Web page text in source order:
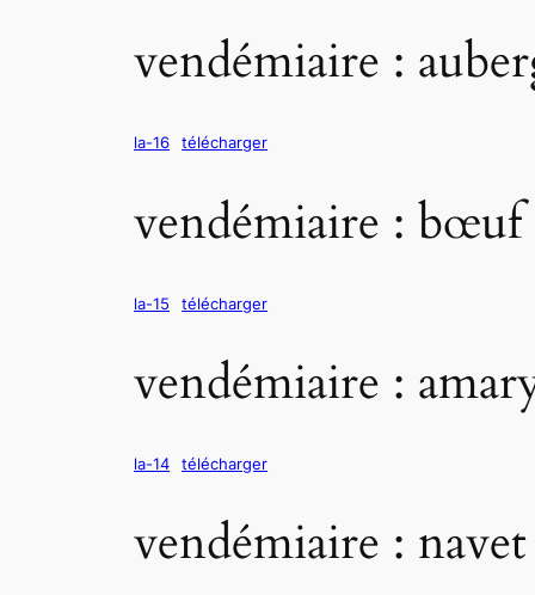
vendémiaire :
la-16 télécharger
vendémiaire : bœuf
la-15 télécharger
vendémiaire :
la-14 télécharger
vendémiaire : navet